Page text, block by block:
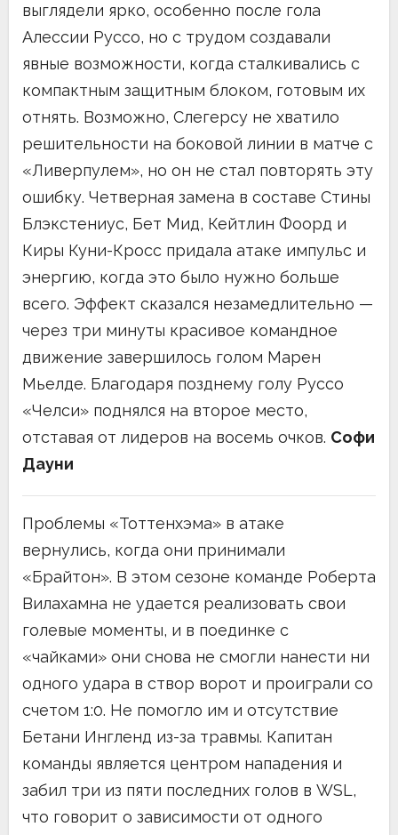
выглядели ярко, особенно после гола
Алессии Руссо, но с трудом создавали
явные возможности, когда сталкивались с
компактным защитным блоком, готовым их
отнять. Возможно, Слегерсу не хватило
решительности на боковой линии в матче с
«Ливерпулем», но он не стал повторять эту
ошибку. Четверная замена в составе Стины
Блэкстениус, Бет Мид, Кейтлин Фоорд и
Киры Куни-Кросс придала атаке импульс и
энергию, когда это было нужно больше
всего. Эффект сказался незамедлительно —
через три минуты красивое командное
движение завершилось голом Марен
Мьелде. Благодаря позднему голу Руссо
«Челси» поднялся на второе место,
отставая от лидеров на восемь очков. Софи
Дауни
Проблемы «Тоттенхэма» в атаке
вернулись, когда они принимали
«Брайтон». В этом сезоне команде Роберта
Вилахамна не удается реализовать свои
голевые моменты, и в поединке с
«чайками» они снова не смогли нанести ни
одного удара в створ ворот и проиграли со
счетом 1:0. Не помогло им и отсутствие
Бетани Ингленд из-за травмы. Капитан
команды является центром нападения и
забил три из пяти последних голов в WSL,
что говорит о зависимости от одного